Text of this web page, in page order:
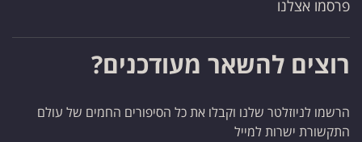
פרסמו אצלנו
רוצים להשאר מעודכנים?
הרשמו לניוזלטר שלנו וקבלו את כל הסיפורים החמים של עולם
התקשורת ישרות למייל